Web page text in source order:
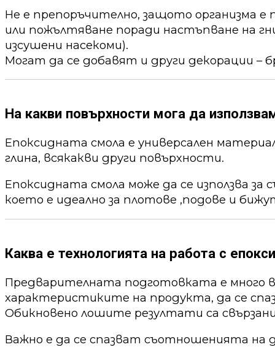
Не е препоръчително, защото организма
или пожълтяване поради настъпване на
изсушени насекоми).
Могат да се добавят и други декорации –
На какви повърхности мога да
Епоксидната смола е универсален
глина, всякакви други повърхности.
Епоксидната смола може да се използва за
което е идеално за плотове ,подове и
Каква е технологията на работа с
Предварителната подготовката е много
характеристиките на продукта, да се
Обикновено лошите резултати са
Важно е да се спазват съотношенията на